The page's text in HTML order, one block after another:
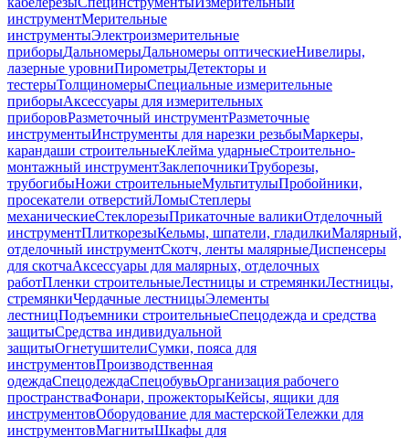
инструментМерительные
инструментыЭлектроизмерительные
приборыДальномерыДальномеры оптическиеНивелиры,
лазерные уровниПирометрыДетекторы и
тестерыТолщиномерыСпециальные измерительные
приборыАксессуары для измерительных
приборовРазметочный инструментРазметочные
инструментыИнструменты для нарезки резьбыМаркеры,
карандаши строительныеКлейма ударныеСтроительно-
монтажный инструментЗаклепочникиТруборезы,
трубогибыНожи строительныеМультитулыПробойники,
просекатели отверстийЛомыСтеплеры
механическиеСтеклорезыПрикаточные валикиОтделочный
инструментПлиткорезыКельмы, шпатели, гладилкиМалярный,
отделочный инструментСкотч, ленты малярныеДиспенсеры
для скотчаАксессуары для малярных, отделочных
работПленки строительныеЛестницы и стремянкиЛестницы,
стремянкиЧердачные лестницыЭлементы
лестницПодъемники строительныеСпецодежда и средства
защитыСредства индивидуальной
защитыОгнетушителиСумки, пояса для
инструментовПроизводственная
одеждаСпецодеждаСпецобувьОрганизация рабочего
пространстваФонари, прожекторыКейсы, ящики для
инструментовОборудование для мастерскойТележки для
инструментовМагнитыШкафы для